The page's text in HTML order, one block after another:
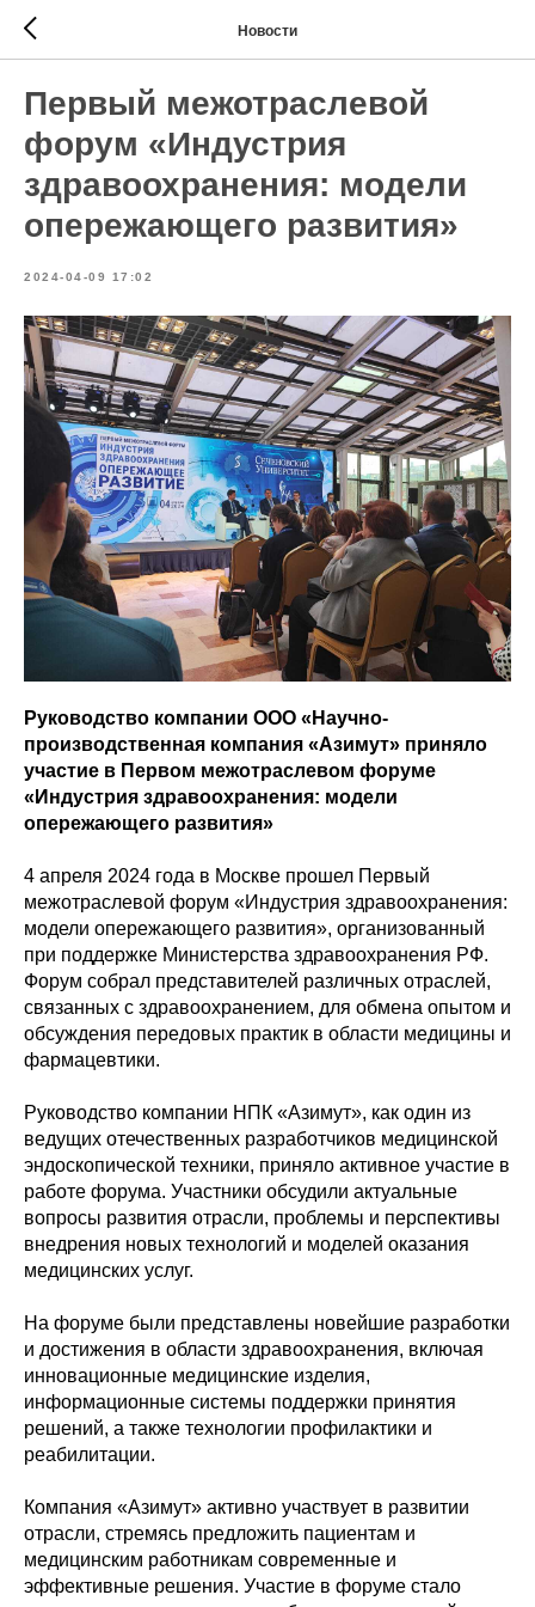
Новости
Первый межотраслевой
форум «Индустрия
здравоохранения: модели
опережающего развития»
2024-04-09 17:02
Руководство компании ООО «Научно-
производственная компания «Азимут» приняло
участие в Первом межотраслевом форуме
«Индустрия здравоохранения: модели
опережающего развития»
4 апреля 2024 года в Москве прошел Первый
межотраслевой форум «Индустрия здравоохранения:
модели опережающего развития», организованный
при поддержке Министерства здравоохранения РФ.
Форум собрал представителей различных отраслей,
связанных с здравоохранением, для обмена опытом и
обсуждения передовых практик в области медицины и
фармацевтики.
Руководство компании НПК «Азимут», как один из
ведущих отечественных разработчиков медицинской
эндоскопической техники, приняло активное участие в
работе форума. Участники обсудили актуальные
вопросы развития отрасли, проблемы и перспективы
внедрения новых технологий и моделей оказания
медицинских услуг.
На форуме были представлены новейшие разработки
и достижения в области здравоохранения, включая
инновационные медицинские изделия,
информационные системы поддержки принятия
решений, а также технологии профилактики и
реабилитации.
Компания «Азимут» активно участвует в развитии
отрасли, стремясь предложить пациентам и
медицинским работникам современные и
эффективные решения. Участие в форуме стало